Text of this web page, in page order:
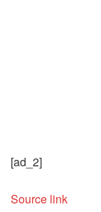
[ad_2]
Source link